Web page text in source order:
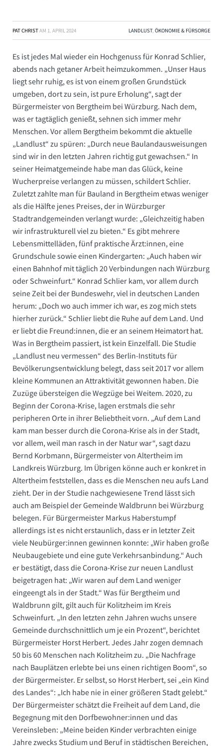
PAT CHRISTAM 1. APRIL 2024 LANDLUST, ÖKONOMIE & FÜRSORGE
Es ist jedes Mal wieder ein Hochgenuss für Konrad Schlier,
abends nach getaner Arbeit heimzukommen. „Unser Haus
liegt sehr ruhig, es ist von einem großen Grundstück
umgeben, dort zu sein, ist pure Erholung“, sagt der
Bürgermeister von Bergtheim bei Würzburg. Nach dem,
was er tagtäglich genießt, sehnen sich immer mehr
Menschen. Vor allem Bergtheim bekommt die aktuelle
„Landlust“ zu spüren: „Durch neue Baulandausweisungen
sind wir in den letzten Jahren richtig gut gewachsen.“ In
seiner Heimatgemeinde habe man das Glück, keine
Wucherpreise verlangen zu müssen, schildert Schlier.
Zuletzt zahlte man für Bauland in Bergtheim etwas weniger
als die Hälfte jenes Preises, der in Würzburger
Stadtrandgemeinden verlangt wurde: „Gleichzeitig haben
wir infrastrukturell viel zu bieten.“ Es gibt mehrere
Lebensmittelläden, fünf praktische Ärzt:innen, eine
Grundschule sowie einen Kindergarten: „Auch haben wir
einen Bahnhof mit täglich 20 Verbindungen nach Würzburg
oder Schweinfurt.“ Konrad Schlier kam, vor allem durch
seine Zeit bei der Bundeswehr, viel in deutschen Landen
herum: „Doch wo auch immer ich war, es zog mich stets
hierher zurück.“ Schlier liebt die Ruhe auf dem Land. Und
er liebt die Freund:innen, die er an seinem Heimatort hat.
Was in Bergtheim passiert, ist kein Einzelfall. Die Studie
„Landlust neu vermessen“ des Berlin-Instituts für
Bevölkerungsentwicklung belegt, dass seit 2017 vor allem
kleine Kommunen an Attraktivität gewonnen haben. Die
Zuzüge übersteigen die Wegzüge bei Weitem. 2020, zu
Beginn der Corona-Krise, lagen erstmals die sehr
peripheren Orte in ihrer Beliebtheit vorn. „Auf dem Land
kam man besser durch die Corona-Krise als in der Stadt,
vor allem, weil man rasch in der Natur war“, sagt dazu
Bernd Korbmann, Bürgermeister von Altertheim im
Landkreis Würzburg. Im Übrigen könne auch er konkret in
Altertheim feststellen, dass es die Menschen neu aufs Land
zieht. Der in der Studie nachgewiesene Trend lässt sich
auch am Beispiel der Gemeinde Waldbrunn bei Würzburg
belegen. Für Bürgermeister Markus Haberstumpf
allerdings ist es nicht erstaunlich, dass er in letzter Zeit
viele Neubürger:innen gewinnen konnte: „Wir haben große
Neubaugebiete und eine gute Verkehrsanbindung.“ Auch
er bestätigt, dass die Corona-Krise zur neuen Landlust
beigetragen hat: „Wir waren auf dem Land weniger
eingeengt als in der Stadt.“ Was für Bergtheim und
Waldbrunn gilt, gilt auch für Kolitzheim im Kreis
Schweinfurt. „In den letzten zehn Jahren wuchs unsere
Gemeinde durchschnittlich um je ein Prozent“, berichtet
Bürgermeister Horst Herbert. Jedes Jahr zogen demnach
50 bis 60 Menschen nach Kolitzheim zu. „Die Nachfrage
nach Bauplätzen erlebte bei uns einen richtigen Boom“, so
der Bürgermeister. Er selbst, so Horst Herbert, sei „ein Kind
des Landes“: „Ich habe nie in einer größeren Stadt gelebt.“
Der Bürgermeister schätzt die Freiheit auf dem Land, die
Begegnung mit den Dorfbewohner:innen und das
Vereinsleben: „Meine beiden Kinder verbrachten einige
Jahre zwecks Studium und Beruf in städtischen Bereichen,